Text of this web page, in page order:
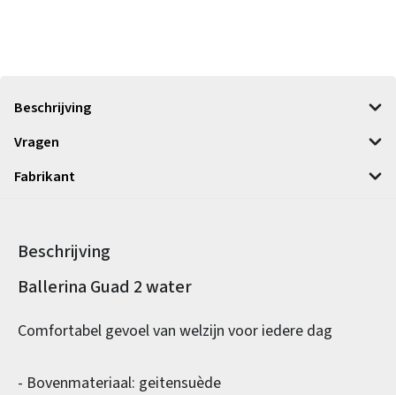
Beschrijving
Vragen
Fabrikant
Beschrijving
Productinformatie
Ballerina Guad 2 water
Comfortabel gevoel van welzijn voor iedere dag
- Bovenmateriaal: geitensuède